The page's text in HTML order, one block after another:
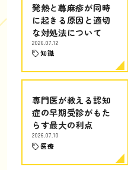
発熱と蕁麻疹が同時
に起きる原因と適切
な対処法について
2026.07.12
知識
専門医が教える認知
症の早期受診がもた
らす最大の利点
2026.07.10
医療